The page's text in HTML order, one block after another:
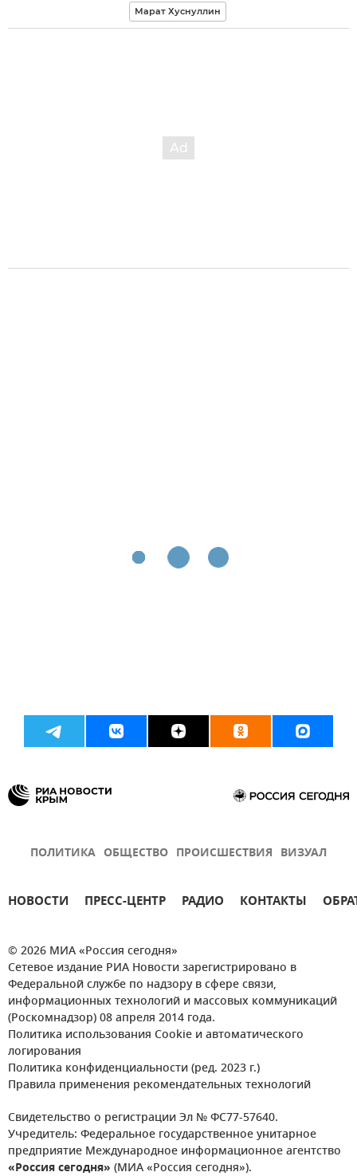
Марат Хуснуллин
ПОЛИТИКА ОБЩЕСТВО ПРОИСШЕСТВИЯ ВИЗУАЛ
НОВОСТИ ПРЕСС-ЦЕНТР РАДИО КОНТАКТЫ
© 2026 МИА «Россия сегодня»
Сетевое издание РИА Новости зарегистрировано в
Федеральной службе по надзору в сфере связи,
информационных технологий и массовых коммуникаций
(Роскомнадзор) 08 апреля 2014 года.
Политика использования Cookie и автоматического
логирования
Политика конфиденциальности (ред. 2023 г.)
Правила применения рекомендательных технологий
Свидетельство о регистрации Эл № ФС77-57640.
Учредитель: Федеральное государственное унитарное
предприятие Международное информационное агентство
«Россия сегодня» (МИА «Россия сегодня»).